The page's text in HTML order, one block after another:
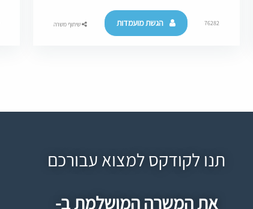
76282 הגשת מועמדות שיתוף משרה
תנו לקודקס למצוא עבורכם
את המשרה המושלמת ב-